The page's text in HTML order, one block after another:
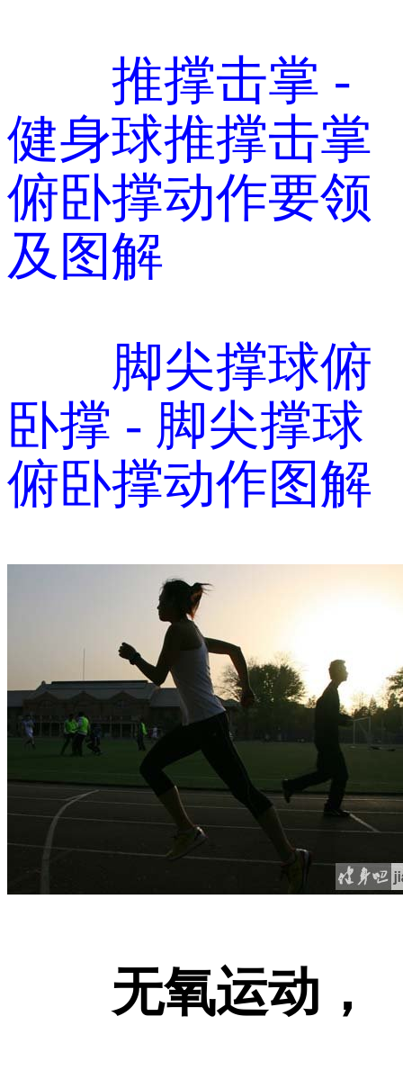
推撑击掌 -
健身球推撑击掌
俯卧撑动作要领
及图解
脚尖撑球俯
卧撑 - 脚尖撑球
俯卧撑动作图解
无氧运动，